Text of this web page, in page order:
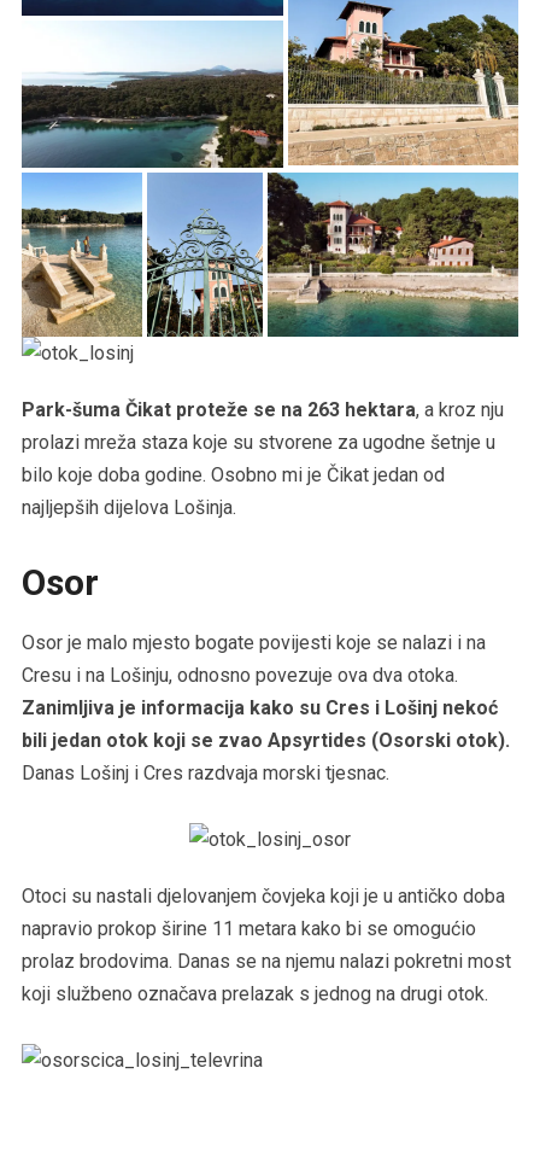
Park-šuma Čikat proteže se na 263 hektara, a kroz nju
prolazi mreža staza koje su stvorene za ugodne šetnje u
bilo koje doba godine. Osobno mi je Čikat jedan od
najljepših dijelova Lošinja.
Osor
Osor je malo mjesto bogate povijesti koje se nalazi i na
Cresu i na Lošinju, odnosno povezuje ova dva otoka.
Zanimljiva je informacija kako su Cres i Lošinj nekoć
bili jedan otok koji se zvao Apsyrtides (Osorski otok).
Danas Lošinj i Cres razdvaja morski tjesnac.
Otoci su nastali djelovanjem čovjeka koji je u antičko doba
napravio prokop širine 11 metara kako bi se omogućio
prolaz brodovima. Danas se na njemu nalazi pokretni most
koji službeno označava prelazak s jednog na drugi otok.